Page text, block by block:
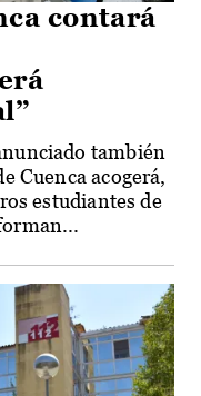
contará
también
Cuenca acogerá,
estudiantes de